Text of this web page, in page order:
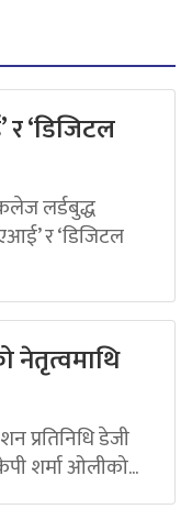
र ‘डिजिटल
लर्डबुद्ध
र ‘डिजिटल
नेतृत्वमाथि
प्रतिनिधि डेजी
शर्मा ओलीको...